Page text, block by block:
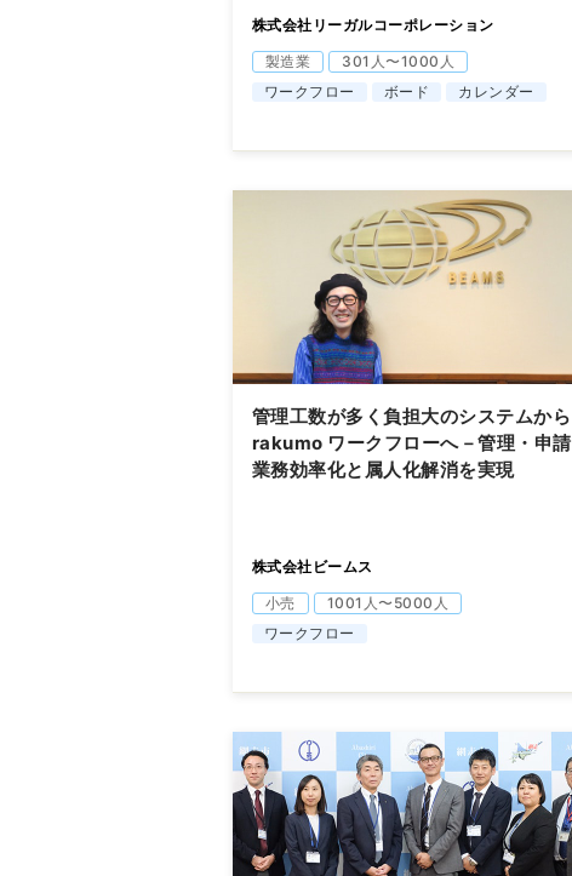
株式会社リーガルコーポレーション
製造業
301人〜1000人
ワークフロー
ボード カレンダー
管理工数が多く負担大のシステムから
rakumo ワークフローへ－管理・申請
業務効率化と属人化解消を実現
株式会社ビームス
小売
1001人〜5000人
ワークフロー